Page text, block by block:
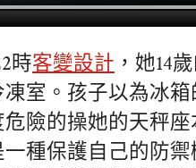
時客變設計 ，她14
室。孩子以為冰
險的操她的天秤
種保護自己的防